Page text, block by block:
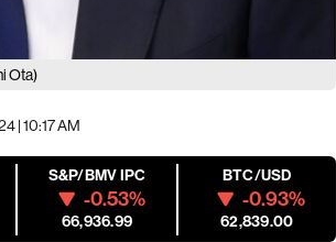
Ota)
| 10:17 AM
S&P/BMV IPC
-0.53%
66,936.99
BTC/USD
-0.93%
62,839.00